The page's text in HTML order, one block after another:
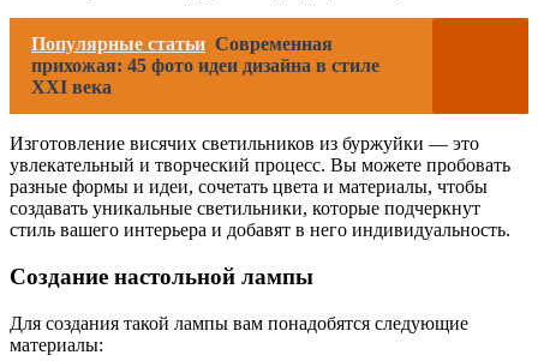
Популярные статьи Современная
прихожая: 45 фото идеи дизайна в стиле
XXI века
Изготовление висячих светильников из буржуйки — это
увлекательный и творческий процесс. Вы можете пробовать
разные формы и идеи, сочетать цвета и материалы, чтобы
создавать уникальные светильники, которые подчеркнут
стиль вашего интерьера и добавят в него индивидуальность.
Создание настольной лампы
Для создания такой лампы вам понадобятся следующие
материалы: